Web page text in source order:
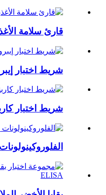
قارئ سلامة
شريط اختبار
شريط اختبار